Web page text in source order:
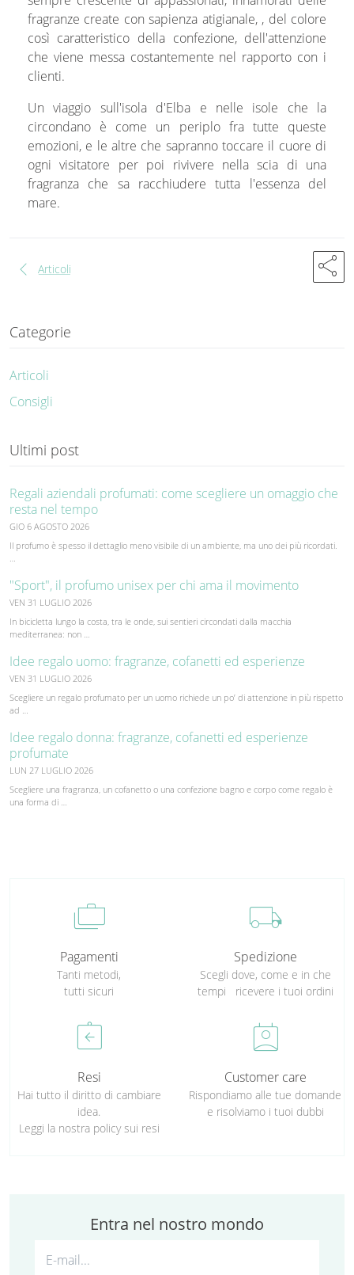
fragranze create con sapienza atigianale, , del colore
così caratteristico della confezione, dell'attenzione
che viene messa costantemente nel rapporto con i
clienti.
Un viaggio sull'isola d'Elba e nelle isole che la
circondano è come un periplo fra tutte queste
emozioni, e le altre che sapranno toccare il cuore di
ogni visitatore per poi rivivere nella scia di una
fragranza che sa racchiudere tutta l'essenza del
mare.
chevron_left Articoli share
Categorie
Articoli
Consigli
Ultimi post
Regali aziendali profumati: come scegliere un omaggio che
resta nel tempo
GIO 6 AGOSTO 2026
Il profumo è spesso il dettaglio meno visibile di un ambiente, ma uno dei più ricordati.
…
"Sport", il profumo unisex per chi ama il movimento
VEN 31 LUGLIO 2026
In bicicletta lungo la costa, tra le onde, sui sentieri circondati dalla macchia
mediterranea: non …
Idee regalo uomo: fragranze, cofanetti ed esperienze
VEN 31 LUGLIO 2026
Scegliere un regalo profumato per un uomo richiede un po’ di attenzione in più rispetto
ad …
Idee regalo donna: fragranze, cofanetti ed esperienze
profumate
LUN 27 LUGLIO 2026
Scegliere una fragranza, un cofanetto o una confezione bagno e corpo come regalo è
una forma di …
cases
Pagamenti
Tanti metodi,
tutti sicuri
local_shipping
Spedizione
Scegli dove, come e in che
tempi ricevere i tuoi ordini
assignment_return
Resi
Hai tutto il diritto di cambiare
idea.
Leggi la nostra policy sui resi
perm_contact_calendar
Customer care
Rispondiamo alle tue domande
e risolviamo i tuoi dubbi
Entra nel nostro mondo